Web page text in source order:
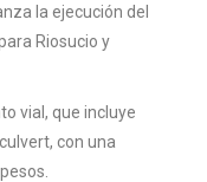
la ejecución del
Riosucio y
vial, que incluye
con una